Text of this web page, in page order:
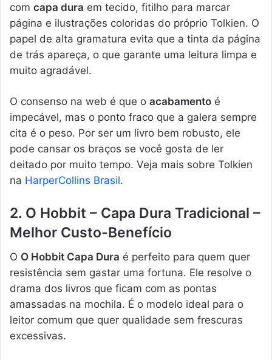
com capa dura em tecido, fitilho para marcar
página e ilustrações coloridas do próprio Tolkien. O
papel de alta gramatura evita que a tinta da página
de trás apareça, o que garante uma leitura limpa e
muito agradável.
O consenso na web é que o acabamento é
impecável, mas o ponto fraco que a galera sempre
cita é o peso. Por ser um livro bem robusto, ele
pode cansar os braços se você gosta de ler
deitado por muito tempo. Veja mais sobre Tolkien
na HarperCollins Brasil.
2. O Hobbit – Capa Dura Tradicional –
Melhor Custo-Benefício
O O Hobbit Capa Dura é perfeito para quem quer
resistência sem gastar uma fortuna. Ele resolve o
drama dos livros que ficam com as pontas
amassadas na mochila. É o modelo ideal para o
leitor comum que quer qualidade sem frescuras
excessivas.